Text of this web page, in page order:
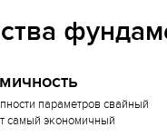
параметров свайный
самый экономичный